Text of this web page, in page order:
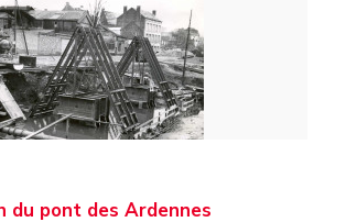
du pont des Ardennes